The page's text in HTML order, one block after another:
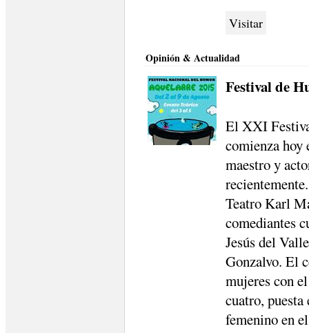
Visitar
Opinión & Actualidad
Festival de
El XXI
comienza hoy
maestro y
Teatro Karl
comediantes
Jesús del
Gonzalvo. El
mujeres con
cuatro, puesta
femenino en